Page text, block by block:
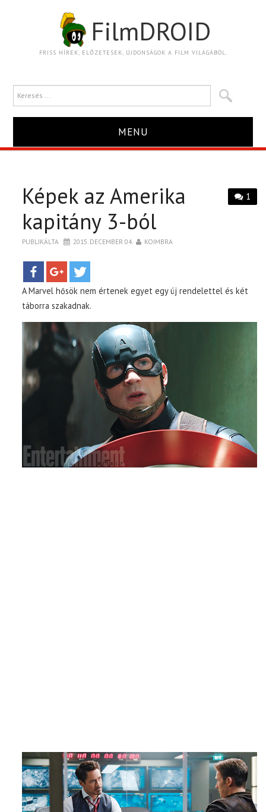
FilmDROID
FRISS HÍREK, ELŐZETESEK, ÚJDONSÁGOK A FILM VILÁGÁBÓL.
MENU
TRAILER
KRITIKA
BOXOFFICE
TOP10
KULISSZA
PÓLÓ RENDELÉS
1
Képek az Amerika
kapitány 3-ból
PUBLIKÁLTA 2015. DECEMBER 04. KOIMBRA
A Marvel hősök nem értenek egyet egy új rendelettel és két
táborra szakadnak.